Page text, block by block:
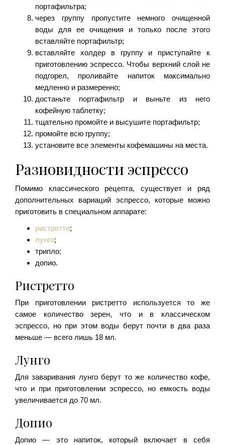
портафильтра;
через группу пропустите немного очищенной
воды для ее очищения и только после этого
вставляйте портафильтр;
вставляйте холдер в группу и приступайте к
приготовлению эспрессо. Чтобы верхний слой не
подгорел, проливайте напиток максимально
медленно и размеренно;
достаньте портафильтр и выньте из него
кофейную таблетку;
тщательно промойте и высушите портафильтр;
промойте всю группу;
установите все элементы кофемашины на места.
Разновидности эспрессо
Помимо классического рецепта, существует и ряд
дополнительных вариаций эспрессо, которые можно
приготовить в специальном аппарате:
ристретто;
лунго;
трипло;
допио.
Ристретто
При приготовлении ристретто используется то же
самое количество зерен, что и в классическом
эспрессо, но при этом воды берут почти в два раза
меньше — всего лишь 18 мл.
Лунго
Для заваривания лунго берут то же количество кофе,
что и при приготовлении эспрессо, но емкость воды
увеличивается до 70 мл.
Допио
Допио — это напиток, который включает в себя